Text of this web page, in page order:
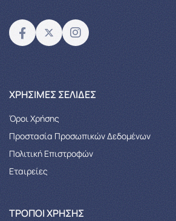
XΡΉΣΙΜΕΣ ΣΕΛΊΔΕΣ
Όροι Χρήσης
Προστασία Προσωπικών Δεδομένων
Πολιτική Επιστροφών
Εταιρείες
ΤΡΌΠΟΙ ΧΡΉΣΗΣ